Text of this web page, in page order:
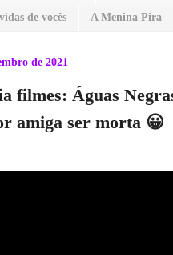
de vocês A Menina Pira
de 2021
filmes: Águas
amiga ser morta 😀